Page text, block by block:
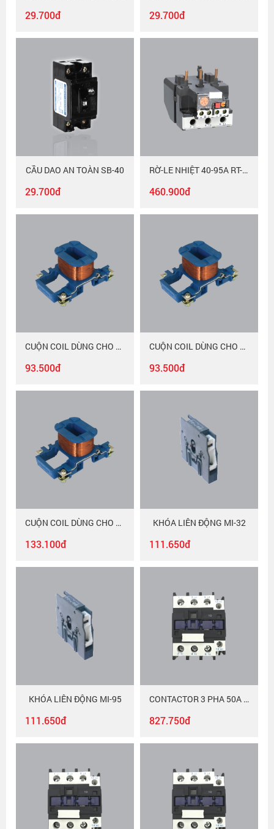
29.700đ 29.700đ
CẦU DAO AN TOÀN SB-40
29.700đ
RỜ-LE NHIỆT 40-95A RT-95/MAC
460.900đ
CUỘN COIL DÙNG CHO CONTACTOR 9-12-18A LX-18/MAC
93.500đ
CUỘN COIL DÙNG CHO CONTACTOR 32A LX-32/MAC
93.500đ
CUỘN COIL DÙNG CHO CONTACTOR 40-50-65-90A LX-95/MAC
133.100đ
KHÓA LIÊN ĐỘNG MI-32
111.650đ
KHÓA LIÊN ĐỘNG MI-95
111.650đ
CONTACTOR 3 PHA 50A MAC-350/220
827.750đ